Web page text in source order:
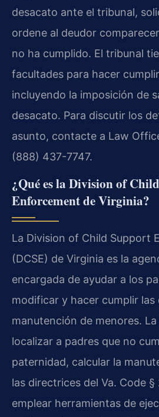
desacato ante el tribunal,
ordene al deudor
no ha cumplido. El tribunal
facultades para hacer
incluyendo la imposición de
desacato. Para discutir los
asunto, contacte a Law
(888) 437-7747.
¿Qué es la Division of
Enforcement de Virginia?
La Division of Child Support
(DCSE) de Virginia es la
encargada de ayudar a los
modificar y hacer cumplir las
manutención de menores. La
localizar a padres que no
paternidad, calcular la
las directrices del Va. Code §
emplear herramientas de